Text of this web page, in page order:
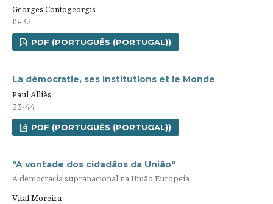
Georges Contogeorgis
15-32
PDF (PORTUGUÊS (PORTUGAL))
La démocratie, ses institutions et le Monde
Paul Alliès
33-44
PDF (PORTUGUÊS (PORTUGAL))
"A vontade dos cidadãos da União"
A democracia supranacional na União Europeia
Vital Moreira